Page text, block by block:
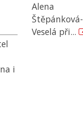
i
Alena
Štěpánková-
Veselá při...